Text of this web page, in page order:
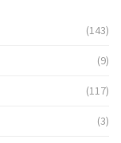
(143)
(9)
(117)
(3)